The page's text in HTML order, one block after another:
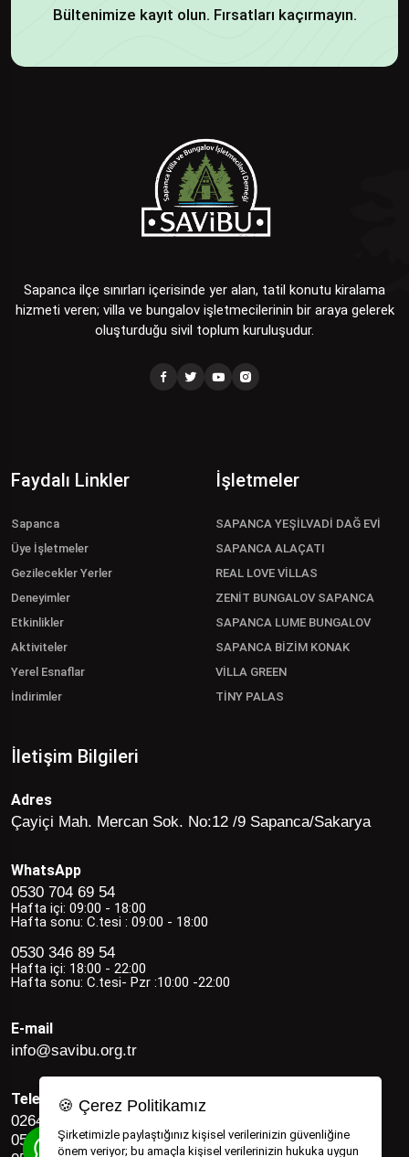
Bültenimize kayıt olun. Fırsatları kaçırmayın.
Sapanca ilçe sınırları içerisinde yer alan, tatil konutu kiralama
hizmeti veren; villa ve bungalov işletmecilerinin bir araya gelerek
oluşturduğu sivil toplum kuruluşudur.
Faydalı Linkler
Sapanca
Üye İşletmeler
Gezilecekler Yerler
Deneyimler
Etkinlikler
Aktiviteler
Yerel Esnaflar
İndirimler
İşletmeler
SAPANCA YEŞİLVADİ DAĞ EVİ
SAPANCA ALAÇATI
REAL LOVE VİLLAS
ZENİT BUNGALOV SAPANCA
SAPANCA LUME BUNGALOV
SAPANCA BİZİM KONAK
VİLLA GREEN
TİNY PALAS
İletişim Bilgileri
Adres
Çayiçi Mah. Mercan Sok. No:12 /9 Sapanca/Sakarya
WhatsApp
0530 704 69 54
Hafta içi: 09:00 - 18:00
Hafta sonu: C.tesi : 09:00 - 18:00
0530 346 89 54
Hafta içi: 18:00 - 22:00
Hafta sonu: C.tesi- Pzr :10:00 -22:00
E-mail
info@savibu.org.tr
Telefon
0264 582 12 17
0530 346 89 54
🍪 Çerez Politikamız
Şirketimizle paylaştığınız kişisel verilerinizin güvenliğine
önem veriyor; bu amaçla kişisel verilerinizin hukuka uygun